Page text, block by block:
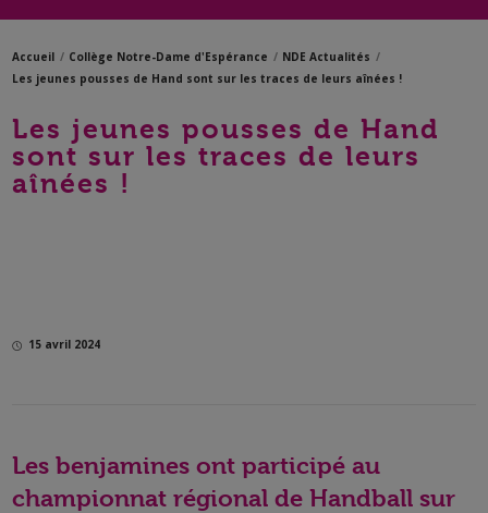
Accueil Collège Notre-Dame d'Espérance
NDE Actualités
Les jeunes pousses de Hand sont sur les traces de leurs aînées !
Les jeunes pousses de Hand
sont sur les traces de leurs
aînées !
15 avril 2024
Les benjamines ont participé au
championnat régional de Handball sur